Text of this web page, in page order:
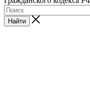
Найти